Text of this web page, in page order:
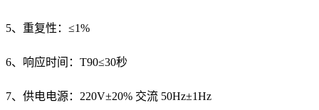
5、重复性：≤1%
6、响应时间：T90≤30秒
7、供电电源：220V±20% 交流 50Hz±1Hz